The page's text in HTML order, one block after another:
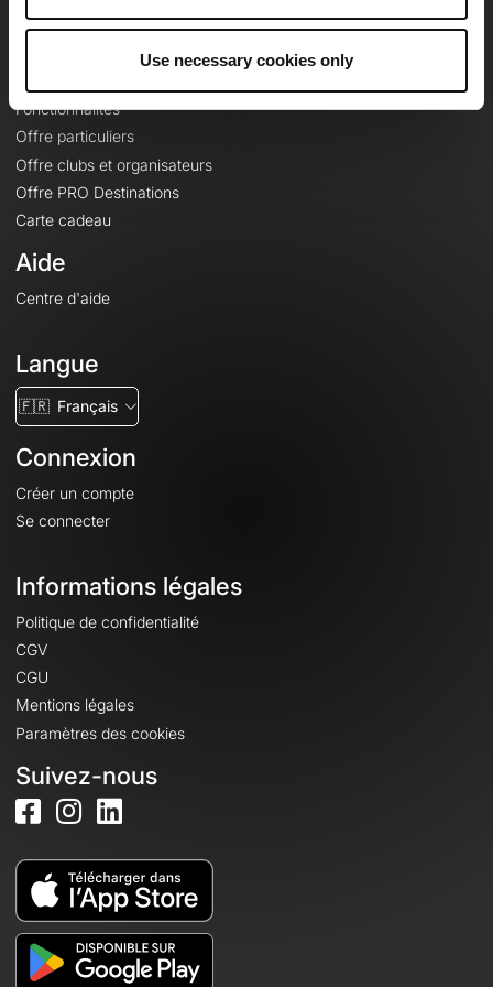
Use necessary cookies only
Fonctionnalités
Offre particuliers
Offre clubs et organisateurs
Offre PRO Destinations
Carte cadeau
Aide
Centre d'aide
Langue
🇫🇷 Français
Connexion
Créer un compte
Se connecter
Informations légales
Politique de confidentialité
CGV
CGU
Mentions légales
Paramètres des cookies
Suivez-nous